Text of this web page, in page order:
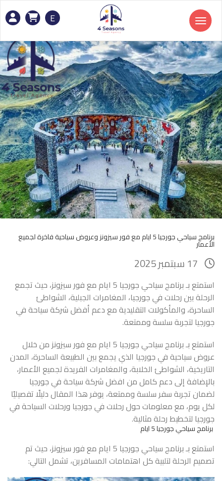
E Toggle navigation
برنامج سياحي جورجيا 5 ايام مع فور سيزونز وعروض سياحية فاخرة لجميع
الأعمار
استمتع بـ برنامج سياحي جورجيا 5 ايام مع فور سيزونز، حيث تجمع
الرحلة بين رحلات في جورجيا، المغامرات الجبلية، الشواطئ
الساحرة، والمأكولات التقليدية مع دعم أفضل شركة سياحة في
جورجيا لتجربة سلسة وممتعة.
استمتع بـ برنامج سياحي جورجيا 5 ايام مع فور سيزونز من خلال
عروض سياحية في جورجيا الذي يجمع بين الطبيعة الساحرة، المدن
التاريخية، الشواطئ الخلابة، والمغامرات الفريدة لجميع الأعمار،
بالإضافة إلى دعم كامل من افضل شركة سياحة في جورجيا
لضمان تجربة سفر سلسة وممتعة، يوفر هذا المقال دليلًا تفصيليًا
لكل يوم، مع معلومات حول رحلات في جورجيا ورحلات السياحة في
جورجيا لتخطيط رحلة مثالية.
برنامج سياحي جورجيا 5 ايام
استمتع بـ برنامج سياحي جورجيا 5 ايام مع فور سيزونز، حيث تم
تصميم الرحلة لتلبية كل اهتمامات المسافرين، تشمل التالي: